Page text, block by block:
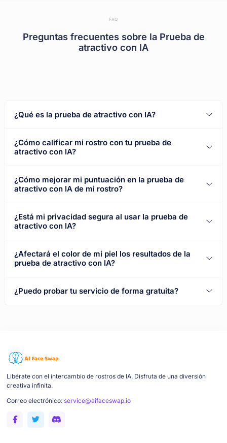
FAQ
Preguntas frecuentes sobre la Prueba de
atractivo con IA
¿Qué es la prueba de atractivo con IA?
¿Cómo calificar mi rostro con tu prueba de
atractivo con IA?
¿Cómo mejorar mi puntuación en la prueba de
atractivo con IA de mi rostro?
¿Está mi privacidad segura al usar la prueba de
atractivo con IA?
¿Afectará el color de mi piel los resultados de la
prueba de atractivo con IA?
¿Puedo probar tu servicio de forma gratuita?
Libérate con el intercambio de rostros de IA. Disfruta de una diversión
creativa infinita.
Correo electrónico: service@aifaceswap.io